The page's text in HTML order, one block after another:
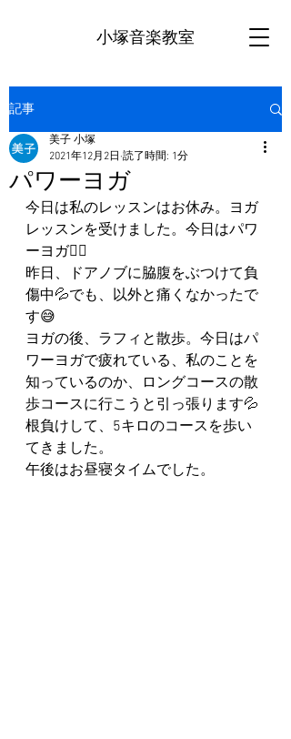
小塚音楽教室
記事
パワーヨガ
美子 小塚
2021年12月2日 読了時間: 1分
今日は私のレッスンはお休み。ヨガ
レッスンを受けました。今日はパワ
ーヨガ🧘‍♀️
昨日、ドアノブに脇腹をぶつけて負
傷中💦でも、以外と痛くなかったで
す😅
ヨガの後、ラフィと散歩。今日はパ
ワーヨガで疲れている、私のことを
知っているのか、ロングコースの散
歩コースに行こうと引っ張ります💦
根負けして、5キロのコースを歩い
てきました。
午後はお昼寝タイムでした。